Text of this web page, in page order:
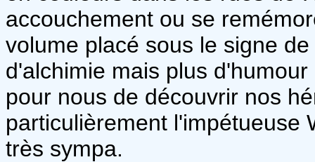
accouchement ou se
volume placé sous le signe
d'alchimie mais plus
pour nous de découvrir nos
particulièrement l'impétueuse
très sympa.